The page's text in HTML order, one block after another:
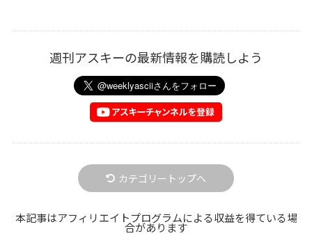
週刊アスキーの最新情報を購読しよう
カテゴリートップへ
本記事はアフィリエイトプログラムによる収益を得ている場
合があります